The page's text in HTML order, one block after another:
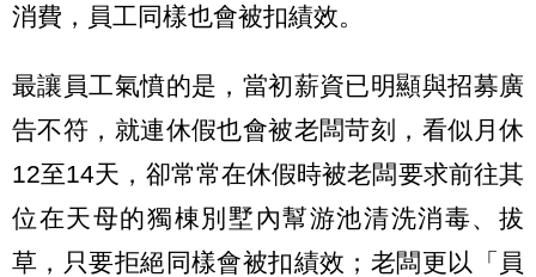
消費，員工同樣也會被扣績效。
最讓員工氣憤的是，當初薪資已明顯與招募廣
告不符，就連休假也會被老闆苛刻，看似月休
12至14天，卻常常在休假時被老闆要求前往其
位在天母的獨棟別墅內幫游池清洗消毒、拔
草，只要拒絕同樣會被扣績效；老闆更以「員